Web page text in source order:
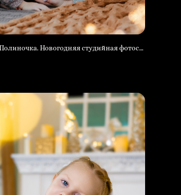
Татьяна и Полиночка. Новогодняя студийная фотосессия